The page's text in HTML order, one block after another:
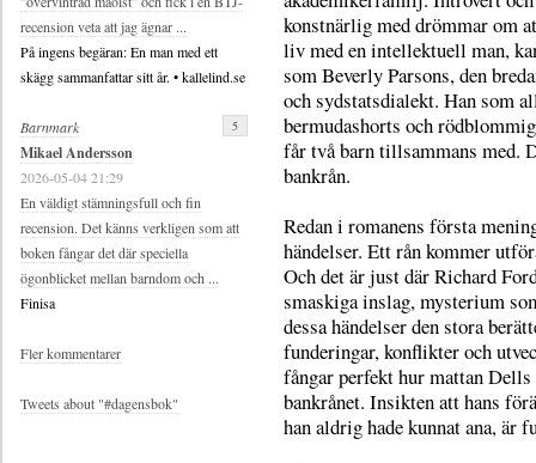
konstnärlig med drömmar om
liv med en intellektuell man,
som Beverly Parsons, den
och sydstatsdialekt. Han som
bermudashorts och
får två barn tillsammans med.
bankrån.
Redan i romanens första
händelser. Ett rån kommer
Och det är just där Richard
smaskiga inslag, mysterium
dessa händelser den stora
funderingar, konflikter och
fångar perfekt hur mattan
bankrånet. Insikten att hans
han aldrig hade kunnat ana, är
recension veta att jag ägnar ...
På ingens begäran: En man med ett
skägg sammanfattar sitt år. • kallelind.se
Barnmark
Mikael Andersson
2026-05-04 21:29
En väldigt stämningsfull och fin
recension. Det känns verkligen som att
boken fångar det där speciella
ögonblicket mellan barndom och ...
Finisa
5
Fler kommentarer
Tweets about "#dagensbok"